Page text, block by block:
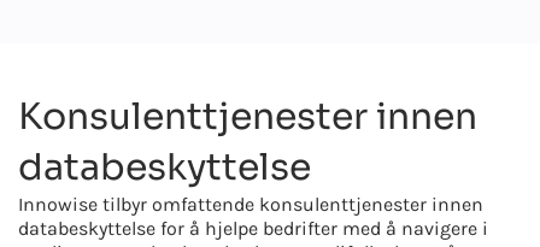
Konsulenttjenester innen
databeskyttelse
Innowise tilbyr omfattende konsulenttjenester innen
databeskyttelse for å hjelpe bedrifter med å navigere i